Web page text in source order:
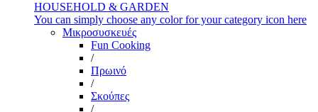
HOUSEHOLD & GARDEN
You can simply choose any color for your category icon here
Μικροσυσκευές
Fun Cooking
/
Πρωινό
/
Σκούπες
/